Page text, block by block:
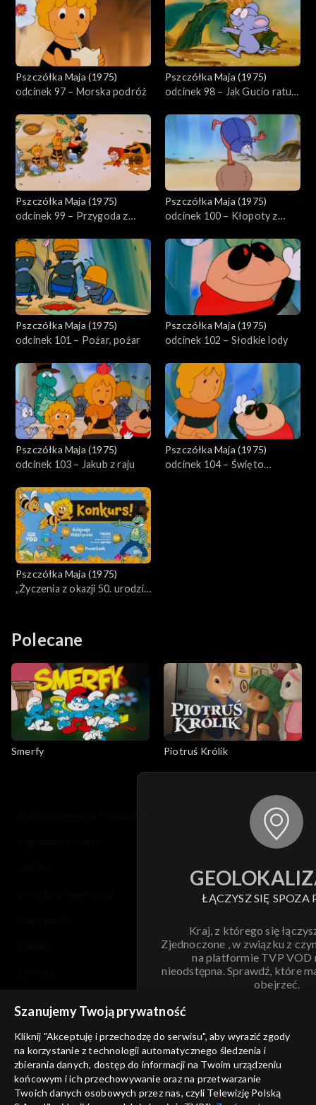
Pszczółka Maja (1975)
odcinek 97 – Morska podróż
Pszczółka Maja (1975)
odcinek 98 – Jak Gucio ratuje
Pszczółka Maja (1975)
odcinek 99 – Przygoda z
Pszczółka Maja (1975)
odcinek 100 – Kłopoty z
Pszczółka Maja (1975)
odcinek 101 – Pożar, pożar
Pszczółka Maja (1975)
odcinek 102 – Słodkie lody
Pszczółka Maja (1975)
odcinek 103 – Jakub z raju
Pszczółka Maja (1975)
odcinek 104 – Święto
Pszczółka Maja (1975)
„Życzenia z okazji 50. urodzin
Polecane
Smerfy Piotruś Królik
ŁĄCZYSZ SIĘ SPOZA
Kraj, z którego się
Zjednoczone , w związku z
na platformie TVP VOD
nieodstępna. Sprawdź, które
obejrzeć.
ANULUJ
informacje o dostawcy usług
Szanujemy Twoją prywatność
Kliknij "Akceptuję i przechodzę do serwisu", aby wyrazić zgody
na korzystanie z technologii automatycznego śledzenia i
zbierania danych, dostęp do informacji na Twoim urządzeniu
końcowym i ich przechowywanie oraz na przetwarzanie
Twoich danych osobowych przez nas, czyli Telewizję Polską